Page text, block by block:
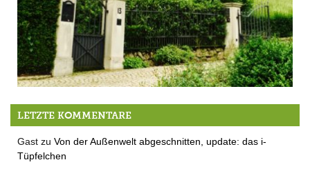
Das Magazin zum See
LETZTE KOMMENTARE
Gast zu Von der Außenwelt abgeschnitten, update: das i-
Tüpfelchen